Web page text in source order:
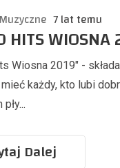
7 lat temu
HITS
Wiosna 2019" -
każdy, kto lubi
Dalej